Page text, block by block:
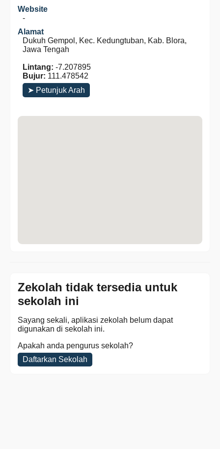
Website
-
Alamat
Dukuh Gempol, Kec. Kedungtuban, Kab. Blora,
Jawa Tengah
Lintang: -7.207895
Bujur: 111.478542
➤ Petunjuk Arah
Zekolah tidak tersedia untuk
sekolah ini
Sayang sekali, aplikasi zekolah belum dapat
digunakan di sekolah ini.
Apakah anda pengurus sekolah?
Daftarkan Sekolah